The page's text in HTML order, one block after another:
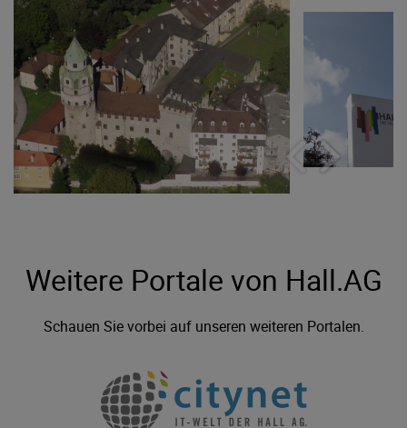
Weitere Portale von Hall.AG
Schauen Sie vorbei auf unseren weiteren Portalen.